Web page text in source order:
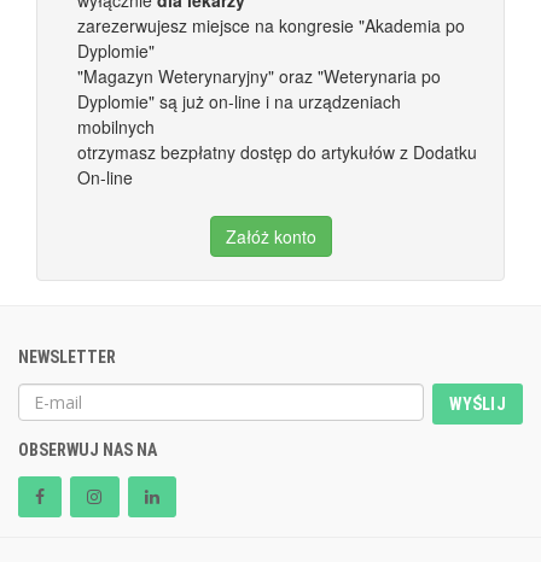
zarezerwujesz miejsce na kongresie "Akademia po
Dyplomie"
"Magazyn Weterynaryjny" oraz "Weterynaria po
Dyplomie" są już on-line i na urządzeniach
mobilnych
otrzymasz bezpłatny dostęp do artykułów z Dodatku
On-line
Załóż konto
NEWSLETTER
WYŚLIJ
OBSERWUJ NAS NA